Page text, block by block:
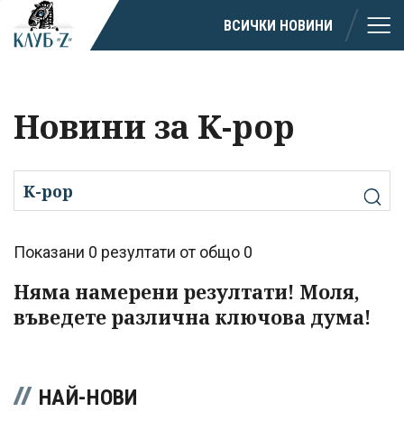
ВСИЧКИ НОВИНИ
Новини за K-pop
Показани 0 резултати от общо 0
Няма намерени резултати! Моля,
въведете различна ключова дума!
НАЙ-НОВИ